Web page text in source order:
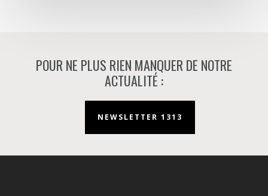
POUR NE PLUS RIEN MANQUER DE NOTRE
ACTUALITÉ :
NEWSLETTER 1313